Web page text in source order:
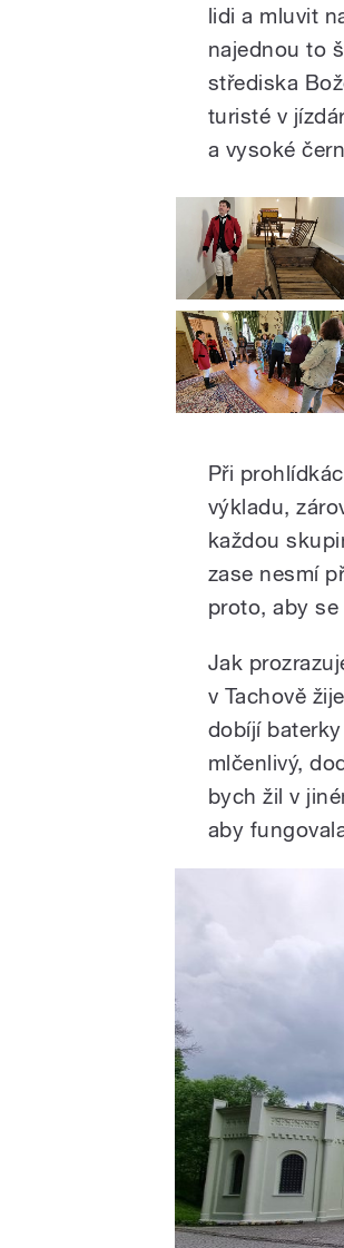
lidi a mluvit
najednou to
střediska
turisté v
a vysoké
Při
výkladu,
každou
zase nesmí
proto, aby
Jak
v Tachově
dobíjí
mlčenlivý,
bych žil v
aby